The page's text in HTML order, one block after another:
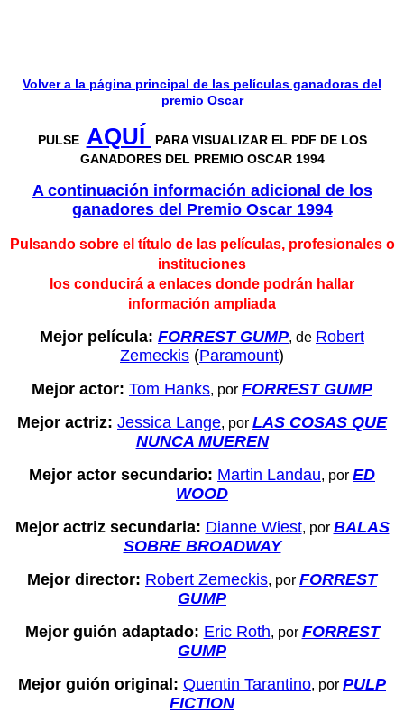
Volver a la página principal de las películas ganadoras del
premio Oscar
PULSE AQUÍ
PARA VISUALIZAR EL PDF DE LOS
GANADORES DEL PREMIO OSCAR 1994
A continuación información adicional de los
ganadores del Premio Oscar 1994
Pulsando sobre el título de las películas, profesionales o
instituciones
los conducirá a enlaces donde podrán hallar
información ampliada
Mejor película: FORREST GUMP, de Robert
Zemeckis (Paramount)
Mejor actor: Tom Hanks, por FORREST GUMP
Mejor actriz: Jessica Lange, por LAS COSAS QUE
NUNCA MUEREN
Mejor actor secundario: Martin Landau, por ED
WOOD
Mejor actriz secundaria: Dianne Wiest, por BALAS
SOBRE BROADWAY
Mejor director: Robert Zemeckis, por FORREST
GUMP
Mejor guión adaptado: Eric Roth, por FORREST
GUMP
Mejor guión original: Quentin Tarantino, por PULP
FICTION